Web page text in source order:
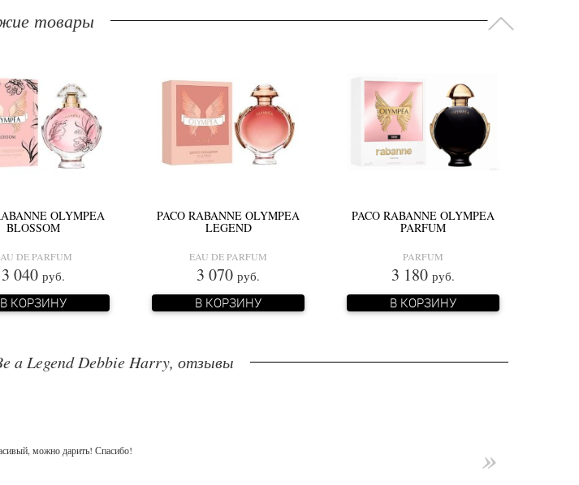
товары
OLYMPEA
BLOSSOM
DE PARFUM
3 040 руб.
В КОРЗИНУ
PACO RABANNE OLYMPEA
LEGEND
EAU DE PARFUM
3 070 руб.
В КОРЗИНУ
PACO RABANNE OLYMPEA
PARFUM
PARFUM
3 180 руб.
В КОРЗИНУ
a Legend Debbie Harry, отзывы
можно дарить! Спасибо!